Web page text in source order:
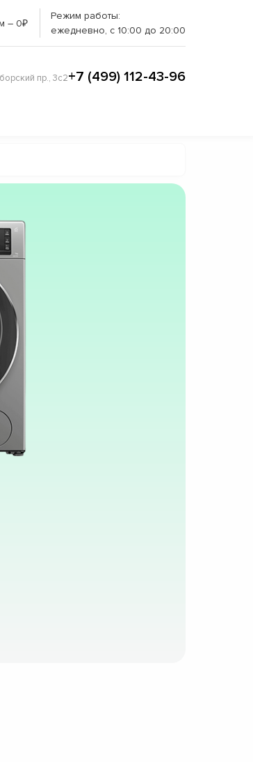
– 0₽
Режим работы:
ежедневно, с 10:00 до 20:00
пр., 3с2+7 (499) 112-43-96